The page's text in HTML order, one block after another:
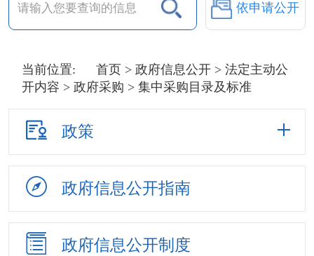
依申请公开
当前位置: 首页 > 政府信息公开> 法定主动公
开内容 >政府采购 > 集中采购目录及标准
政策
政府信息公开指南
政府信息公开制度